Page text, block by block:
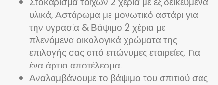
υλικά, Αστάρωμα με μονωτικό αστάρι για
την υγρασία & Βάψιμο 2 χέρια με
πλενόμενα οικολογικά χρώματα της
επιλογής σας από επώνυμες εταιρείες. Για
ένα άρτιο αποτέλεσμα.
Αναλαμβάνουμε το βάψιμο του σπιτιού σας